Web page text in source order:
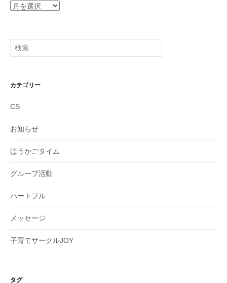
ア
イ
ブ
検
索:
カテゴリー
CS
お知らせ
ほうかごタイム
グループ活動
ハートフル
メッセージ
子育てサークルJOY
タグ